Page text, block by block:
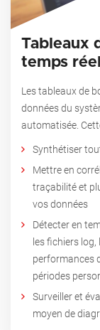
Tableaux
temps réel
Les tableaux de
données du
automatisée.
Synthétiser
Mettre en
traçabilité et
vos données
Détecter en
les fichiers log,
performances
périodes
Surveiller et
moyen de